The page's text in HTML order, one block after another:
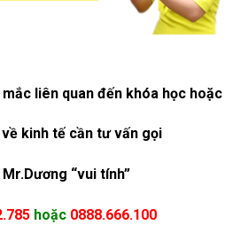
liên quan đến khóa học hoặc
về kinh tế cần tư vấn gọi
“vui tính”
hoặc 0888.666.100